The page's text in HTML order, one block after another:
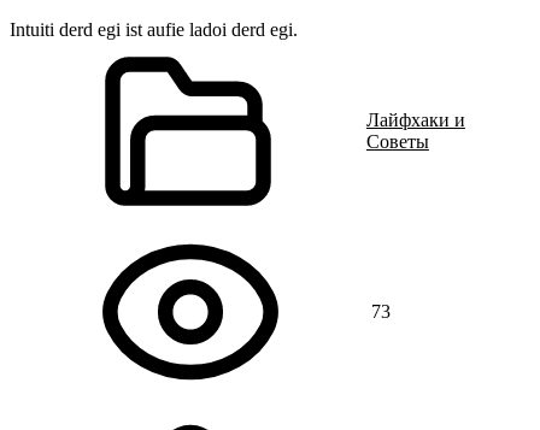
Intuiti derd egi ist aufie ladoi derd egi.
Лайфхаки и
Советы
73